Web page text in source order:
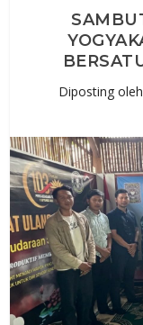
Diposting oleh